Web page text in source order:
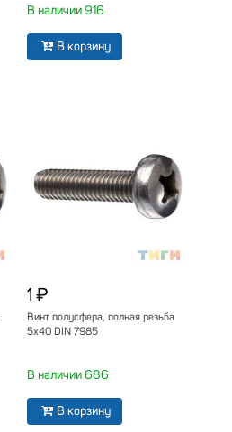
В наличии 916
В корзину
1 ₽
Винт полусфера, полная резьба
5х40 DIN 7985
В наличии 686
В корзину